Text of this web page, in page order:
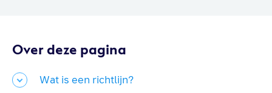
Over deze pagina
Wat is een richtlijn?